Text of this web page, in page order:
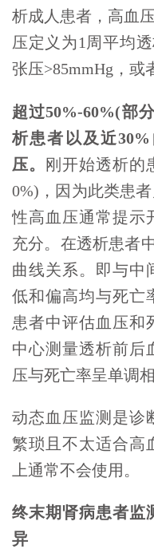
析成人患者，高血
压定义为1周平均
张压>85mmHg，或
超过50%-60%(部
析患者以及近
压。 刚开始透析的
0%)，因为此类患
性高血压通常提示
充分。在透析患者
曲线关系。即与中
低和偏高均与死亡
患者中评估血压和
中心测量透析前后
压与死亡率呈单调相
动态血压监测是诊
繁琐且不太适合高
上通常不会使用。
终末期肾病患者监
异